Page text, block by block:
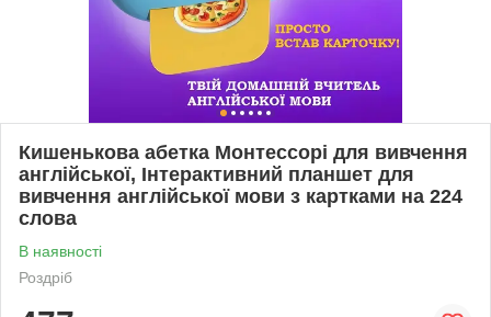
Кишенькова абетка Монтессорі для вивчення
англійської, Інтерактивний планшет для
вивчення англійської мови з картками на 224
слова
В наявності
Роздріб